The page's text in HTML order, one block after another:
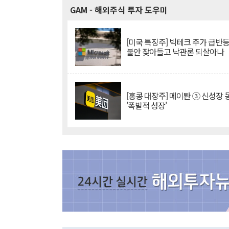
GAM - 해외주식 투자 도우미
[미국 특징주] 빅테크 주가 급반
불안 잦아들고 낙관론 되살아나
[홍콩 대장주] 메이퇀 ③ 신성장
'폭발적 성장'